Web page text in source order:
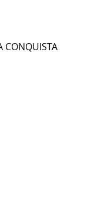
CONQUISTA